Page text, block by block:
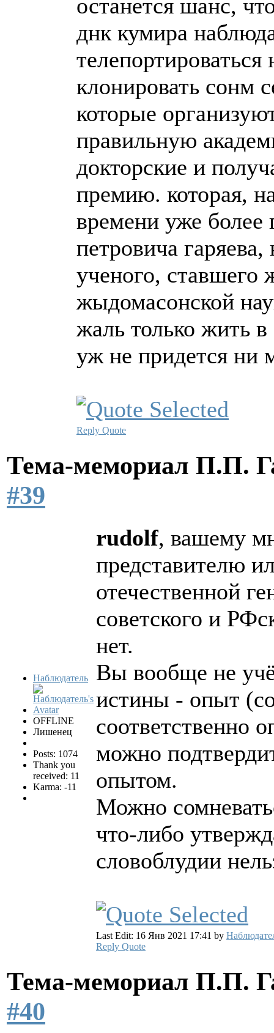
останется шанс,
днк кумира
клонировать сонм
которые
правильную
докторские и
премию. которая,
времени уже более
петровича
ученого, ставшего
жыдомасонской
жаль только жить
уж не придется ни
Reply Quote
Тема-мемориал П.П.
#39
Наблюдатель
OFFLINE
Лишенец
Posts: 1074
Thank you
received: 11
Karma: -11
rudolf, вашему
представителю
отечественной
советского и
нет.
Вы вообще не
истины - опыт
соответственно
можно
опытом.
Можно
что-либо
словоблудии
Last Edit: 16 Янв 2021 17:41 by
Reply Quote
Тема-мемориал П.П.
#40